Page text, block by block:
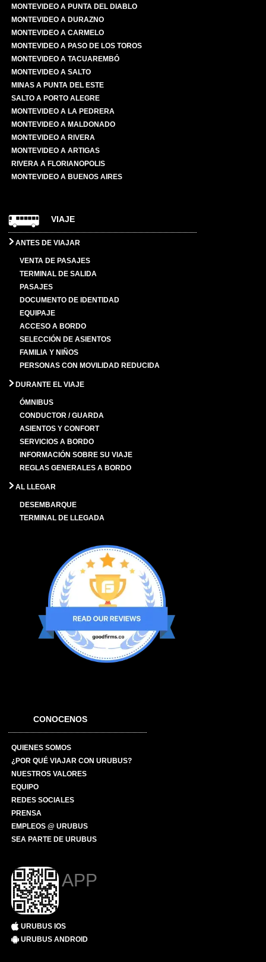
MONTEVIDEO A PUNTA DEL DIABLO
MONTEVIDEO A DURAZNO
MONTEVIDEO A CARMELO
MONTEVIDEO A PASO DE LOS TOROS
MONTEVIDEO A TACUAREMBÓ
MONTEVIDEO A SALTO
MINAS A PUNTA DEL ESTE
SALTO A PORTO ALEGRE
MONTEVIDEO A LA PEDRERA
MONTEVIDEO A MALDONADO
MONTEVIDEO A RIVERA
MONTEVIDEO A ARTIGAS
RIVERA A FLORIANOPOLIS
MONTEVIDEO A BUENOS AIRES
VIAJE
ANTES DE VIAJAR
VENTA DE PASAJES
TERMINAL DE SALIDA
PASAJES
DOCUMENTO DE IDENTIDAD
EQUIPAJE
ACCESO A BORDO
SELECCIÓN DE ASIENTOS
FAMILIA Y NIÑOS
PERSONAS CON MOVILIDAD REDUCIDA
DURANTE EL VIAJE
ÓMNIBUS
CONDUCTOR / GUARDA
ASIENTOS Y CONFORT
SERVICIOS A BORDO
INFORMACIÓN SOBRE SU VIAJE
REGLAS GENERALES A BORDO
AL LLEGAR
DESEMBARQUE
TERMINAL DE LLEGADA
CONOCENOS
QUIENES SOMOS
¿POR QUÉ VIAJAR CON URUBUS?
NUESTROS VALORES
EQUIPO
REDES SOCIALES
PRENSA
EMPLEOS @ URUBUS
SEA PARTE DE URUBUS
APP
URUBUS IOS
URUBUS ANDROID